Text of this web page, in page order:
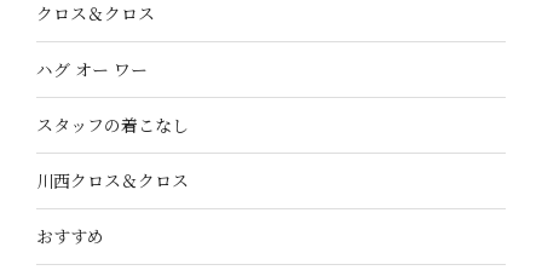
クロス＆クロス
ハグ オー ワー
スタッフの着こなし
川西クロス＆クロス
おすすめ